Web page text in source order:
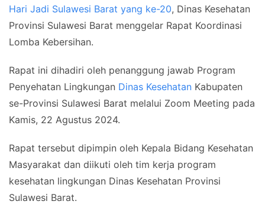
Hari Jadi Sulawesi Barat yang ke-20, Dinas Kesehatan
Provinsi Sulawesi Barat menggelar Rapat Koordinasi
Lomba Kebersihan.
Rapat ini dihadiri oleh penanggung jawab Program
Penyehatan Lingkungan Dinas Kesehatan Kabupaten
se-Provinsi Sulawesi Barat melalui Zoom Meeting pada
Kamis, 22 Agustus 2024.
Rapat tersebut dipimpin oleh Kepala Bidang Kesehatan
Masyarakat dan diikuti oleh tim kerja program
kesehatan lingkungan Dinas Kesehatan Provinsi
Sulawesi Barat.